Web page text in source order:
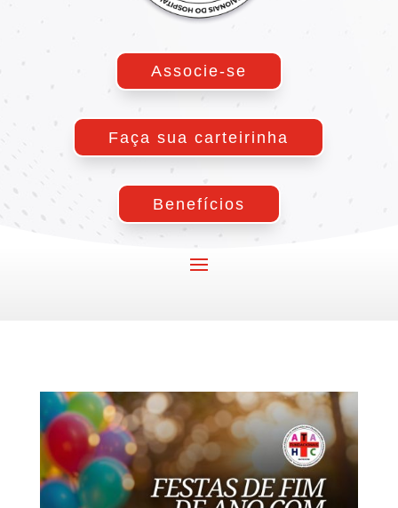
Associe-se
Faça sua carteirinha
Benefícios